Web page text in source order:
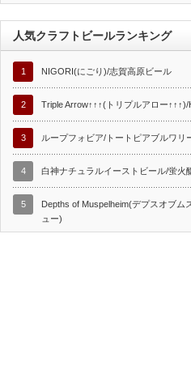
人気クラフトビールランキング
1 NIGORI(にごり)/志賀高原ビール
2 Triple Arrow↑↑↑(トリプルアロー
3 ループフォビア/トートピアブルワリ
4 白神ナチュラルイーストビール/蛍火
5
Depths of Muspelheim(デプスオブム
ュー)